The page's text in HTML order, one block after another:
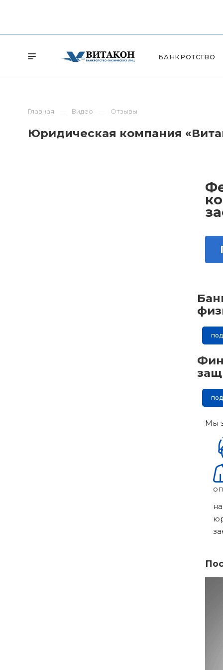
БАНКРОТСТВО
Главная Видео Отзывы
Юридическая компания
Мы